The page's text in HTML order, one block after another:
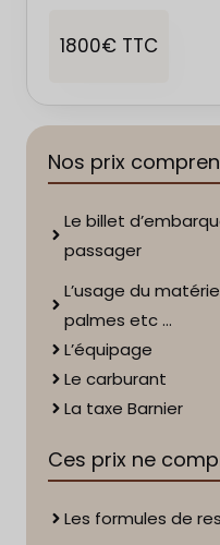
1800€ TTC
Nos prix
Le billet
passager
L’usage du
palmes etc …
L’équipage
Le carburant
La taxe Barnier
Ces prix ne
Les formules de